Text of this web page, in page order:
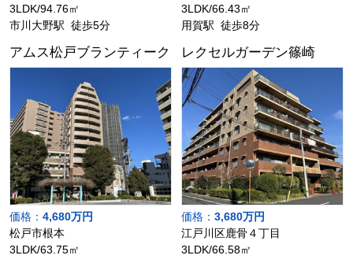
3LDK/94.76㎡
市川大野駅 徒歩5分
3LDK/66.43㎡
用賀駅 徒歩8分
アムス松戸ブランティーク
価格： 4,680万円
松戸市根本
3LDK/63.75㎡
レクセルガーデン篠崎
価格： 3,680万円
江戸川区鹿骨４丁目
3LDK/66.58㎡